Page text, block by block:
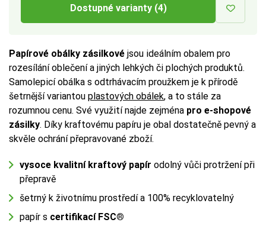
Dostupné varianty (4)
Papírové obálky zásilkové jsou ideálním obalem pro
rozesílání oblečení a jiných lehkých či plochých produktů.
Samolepicí obálka s odtrhávacím proužkem je k přírodě
šetrnější variantou plastových obálek, a to stále za
rozumnou cenu. Své využití najde zejména pro e-shopové
zásilky. Díky kraftovému papíru je obal dostatečně pevný a
skvěle ochrání přepravované zboží.
vysoce kvalitní kraftový papír odolný vůči protržení při
přepravě
šetrný k životnímu prostředí a 100% recyklovatelný
papír s certifikací FSC®